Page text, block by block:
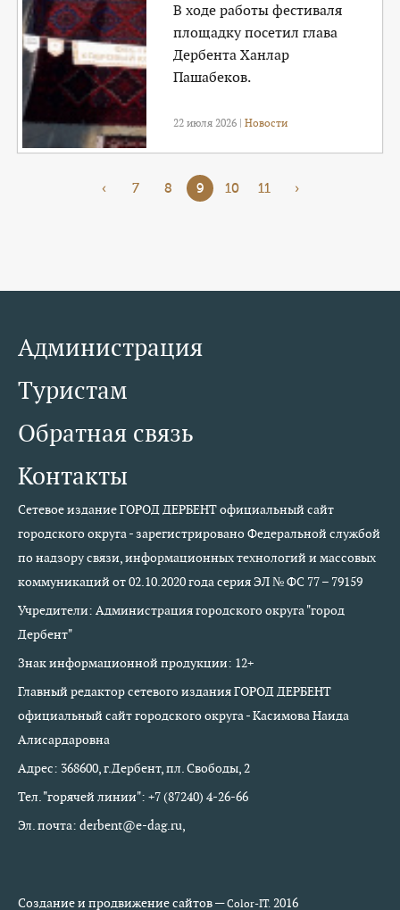
В ходе работы фестиваля
площадку посетил глава
Дербента Ханлар
Пашабеков.
22 июля 2026 |Новости
‹ 7 8 9 10 11 ›
Администрация
Туристам
Обратная связь
Контакты
Сетевое издание ГОРОД ДЕРБЕНТ официальный сайт
городского округа - зарегистрировано Федеральной службой
по надзору связи, информационных технологий и массовых
коммуникаций от 02.10.2020 года серия ЭЛ № ФС 77 – 79159
Учредители: Администрация городского округа "город
Дербент"
Знак информационной продукции: 12+
Главный редактор сетевого издания ГОРОД ДЕРБЕНТ
официальный сайт городского округа - Касимова Наида
Алисардаровна
Адрес: 368600, г.Дербент, пл. Свободы, 2
Тел. "горячей линии": +7 (87240) 4-26-66
Эл. почта: derbent@e-dag.ru,
Создание и продвижение сайтов —Color-IT.2016